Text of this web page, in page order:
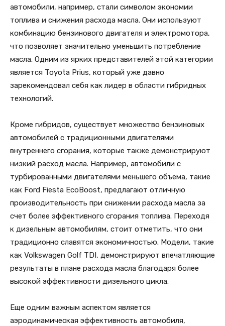
автомобили, например, стали символом экономии
топлива и снижения расхода масла. Они используют
комбинацию бензинового двигателя и электромотора,
что позволяет значительно уменьшить потребление
масла. Одним из ярких представителей этой категории
является Toyota Prius, который уже давно
зарекомендовал себя как лидер в области гибридных
технологий.
Кроме гибридов, существует множество бензиновых
автомобилей с традиционными двигателями
внутреннего сгорания, которые также демонстрируют
низкий расход масла. Например, автомобили с
турбированными двигателями меньшего объема, такие
как Ford Fiesta EcoBoost, предлагают отличную
производительность при снижении расхода масла за
счет более эффективного сгорания топлива. Переходя
к дизельным автомобилям, стоит отметить, что они
традиционно славятся экономичностью. Модели, такие
как Volkswagen Golf TDI, демонстрируют впечатляющие
результаты в плане расхода масла благодаря более
высокой эффективности дизельного цикла.
Еще одним важным аспектом является
аэродинамическая эффективность автомобиля,